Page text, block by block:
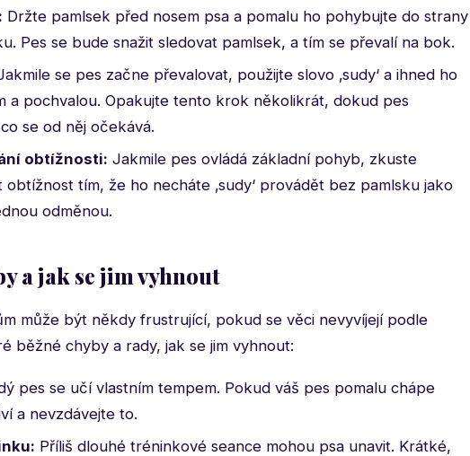
Držte pamlsek před nosem psa a pomalu ho pohybujte do strany
Pes se bude snažit sledovat pamlsek, a tím se převalí na bok.
se pes začne převalovat, použijte slovo ‚sudy‘ a ihned ho
a pochvalou. Opakujte tento krok několikrát, dokud pes
se od něj očekává.
obtížnosti: Jakmile pes ovládá základní pohyb, zkuste
tím, že ho necháte ‚sudy‘ provádět bez pamlsku jako
odměnou.
a jak se jim vyhnout
může být někdy frustrující, pokud se věci nevyvíjejí podle
běžné chyby a rady, jak se jim vyhnout:
pes se učí vlastním tempem. Pokud váš pes pomalu chápe
a nevzdávejte to.
Příliš dlouhé tréninkové seance mohou psa unavit. Krátké,